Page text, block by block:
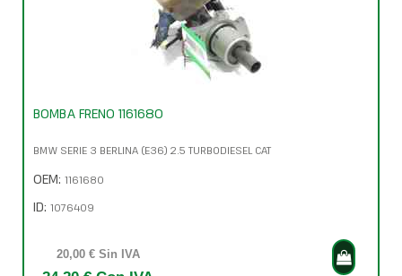
BOMBA FRENO 1161680
BMW SERIE 3 BERLINA (E36) 2.5 TURBODIESEL CAT
OEM: 1161680
ID: 1076409
20,00 € Sin IVA